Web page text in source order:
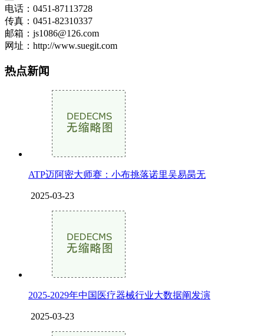
电话：0451-87113728
传真：0451-82310337
邮箱：js1086@126.com
网址：http://www.suegit.com
热点新闻
ATP迈阿密大师赛：小布挑落诺里吴易昺无
2025-03-23
2025-2029年中国医疗器械行业大数据阐发演
2025-03-23